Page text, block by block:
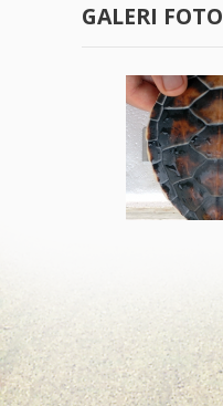
GALERI FOTO